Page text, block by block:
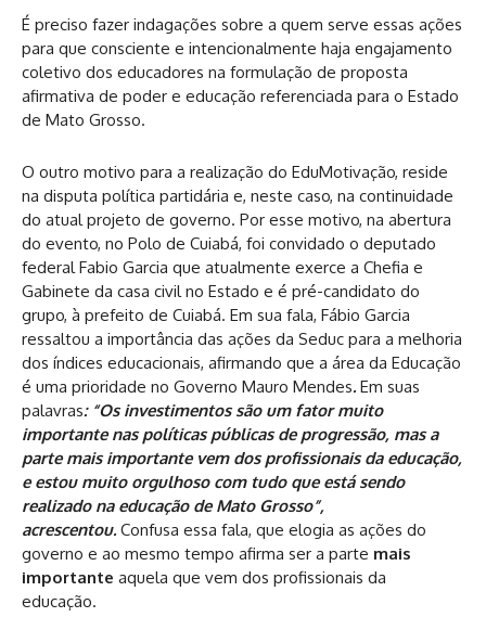
É preciso fazer indagações sobre a quem serve essas ações
para que consciente e intencionalmente haja engajamento
coletivo dos educadores na formulação de proposta
afirmativa de poder e educação referenciada para o Estado
de Mato Grosso.
O outro motivo para a realização do EduMotivação, reside
na disputa política partidária e, neste caso, na continuidade
do atual projeto de governo. Por esse motivo, na abertura
do evento, no Polo de Cuiabá, foi convidado o deputado
federal Fabio Garcia que atualmente exerce a Chefia e
Gabinete da casa civil no Estado e é pré-candidato do
grupo, à prefeito de Cuiabá. Em sua fala, Fábio Garcia
ressaltou a importância das ações da Seduc para a melhoria
dos índices educacionais, afirmando que a área da Educação
é uma prioridade no Governo Mauro Mendes.Em suas
palavras: “Os investimentos são um fator muito
importante nas políticas públicas de progressão, mas a
parte mais importante vem dos profissionais da educação,
e estou muito orgulhoso com tudo que está sendo
realizado na educação de Mato Grosso”,
acrescentou.Confusa essa fala, que elogia as ações do
governo e ao mesmo tempo afirma ser a parte mais
importante aquela que vem dos profissionais da
educação.